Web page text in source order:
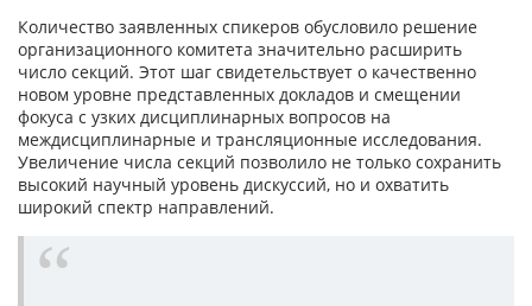
Количество заявленных спикеров обусловило решение
организационного комитета значительно расширить
число секций. Этот шаг свидетельствует о качественно
новом уровне представленных докладов и смещении
фокуса с узких дисциплинарных вопросов на
междисциплинарные и трансляционные исследования.
Увеличение числа секций позволило не только сохранить
высокий научный уровень дискуссий, но и охватить
широкий спектр направлений.